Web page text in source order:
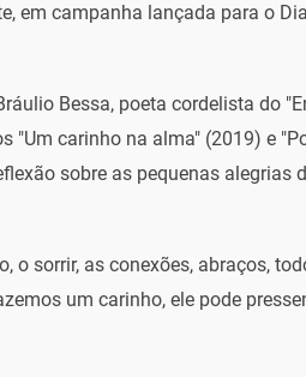
em campanha lançada para o
Bessa, poeta cordelista do
"Um carinho na alma" (2019) e
sobre as pequenas alegrias
o sorrir, as conexões, abraços,
um carinho, ele pode